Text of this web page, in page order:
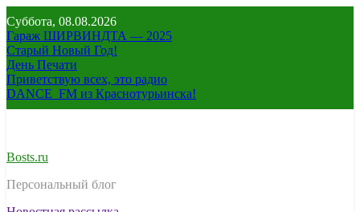
к
содержимому
Суббота, 08.08.2026
Гараж ШИРВИНДТА — 2025
Старый Новый Год!
День Печати
Приветствую всех, это радио
DANCE_FM из Краснотурьинска!
Bosts.ru
Персональный блог